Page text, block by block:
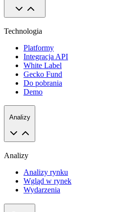
Technologia
Platformy
Integracja API
White Label
Gecko Fund
Do pobrania
Demo
Analizy
Analizy
Analizy rynku
Wgląd w rynek
Wydarzenia